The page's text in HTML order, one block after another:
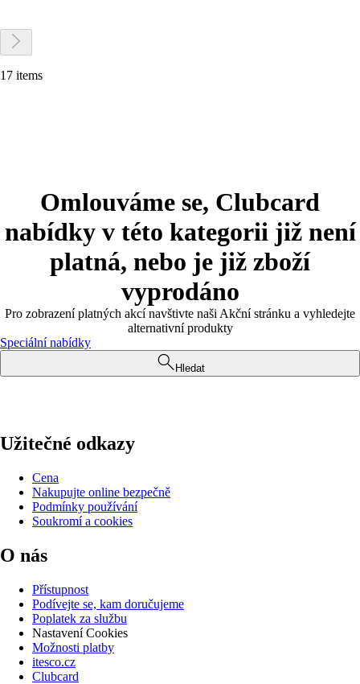
17 items
Omlouváme se, Clubcard
nabídky v této kategorii již není
platná, nebo je již zboží
vyprodáno
Pro zobrazení platných akcí navštivte naši Akční stránku a vyhledejte
alternativní produkty
Speciální nabídky
Hledat
Užitečné odkazy
Cena
Nakupujte online bezpečně
Podmínky používání
Soukromí a cookies
O nás
Přístupnost
Podívejte se, kam doručujeme
Poplatek za službu
Nastavení Cookies
Možnosti platby
itesco.cz
Clubcard